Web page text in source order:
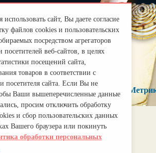
|
Правила
mirprognoz@mail.ru
сайт, Вы даете согласие
файлов cookies и пользовательских
посредством агрегаторов
посетителей веб-сайтов, в целях
посещений сайта,
товаров в соответствии с
посетителя сайта. Если Вы не
Ваши вышеперечисленные данные
просим отключить обработку
и сбор пользовательских данных
Вашего браузера или покинуть
обработки персональных